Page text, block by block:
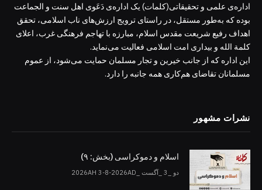
اداره‌ی علمی و تحقیقاتی(کلمات) یک اداره‌ی دَعَوی اهل سنت و الجماعت
بوده که به‌طور مستقل، در راستای ترویج ارزش‌های ناب اسلامی، تحقق
اهداف رفیع شریعت مقدس اسلام، مبارزه با تهاجم فرهنگی غرب، اعلای
کلمة الله و بیداری امت اسلامی فعالیت می‌نماید.
این اداره که از جانب خیرین و تجار مسلمان حمایت می‌شود، از عموم
مسلمانان تقاضای هم‌کاری همه جانبه را دارد.
نشرات مشهور
اسلام و دموکراسی (بخش: ۹)
دو _3 _آگست _2026AH 3-8-2026AD